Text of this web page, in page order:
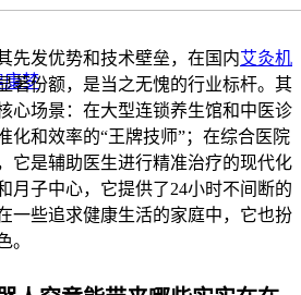
康梦
先发优势和技术壁垒，在国内艾灸机
著份额，是当之无愧的行业标杆。其
心场景：在大型连锁养生馆和中医诊
化和效率的“王牌技师”；在综合医院
它是辅助医生进行精准治疗的现代化
月子中心，它提供了24小时不间断的
一些追求健康生活的家庭中，它也扮
。